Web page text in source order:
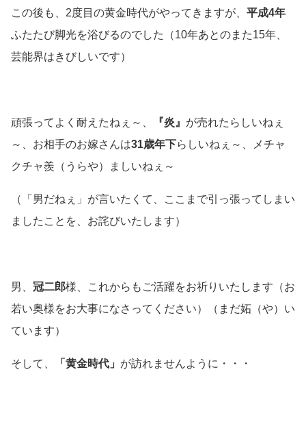
この後も、2度目の黄金時代がやってきますが、 平成4年
ふたたび脚光を浴びるのでした
（10年あとのまた15年、
芸能界はきびしいです）
頑張ってよく耐えたねぇ～、 『炎』 が売れたらしいねぇ
～、お相手のお嫁さんは31歳年下らしいねぇ～、メチャ
クチャ羨（うらや）ましいねぇ～
（「男だねぇ」が言いたくて、ここまで引っ張ってしまい
ましたことを、お詫びいたします）
男、 冠二郎様、これからもご活躍をお祈りいたします （お
若い奥様をお大事になさってください）（まだ妬（や）い
ています）
そして、 「黄金時代」 が訪れませんように・・・